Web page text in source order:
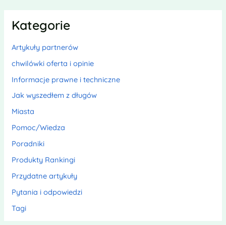
Kategorie
Artykuły partnerów
chwilówki oferta i opinie
Informacje prawne i techniczne
Jak wyszedłem z długów
Miasta
Pomoc/Wiedza
Poradniki
Produkty Rankingi
Przydatne artykuły
Pytania i odpowiedzi
Tagi